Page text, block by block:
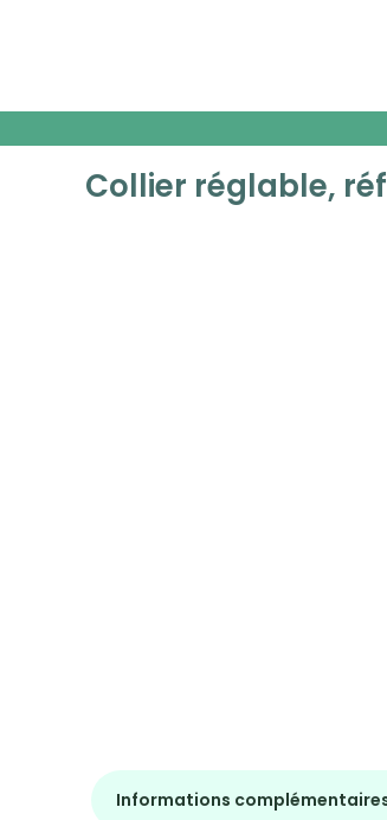
Collier réglable,
Informations